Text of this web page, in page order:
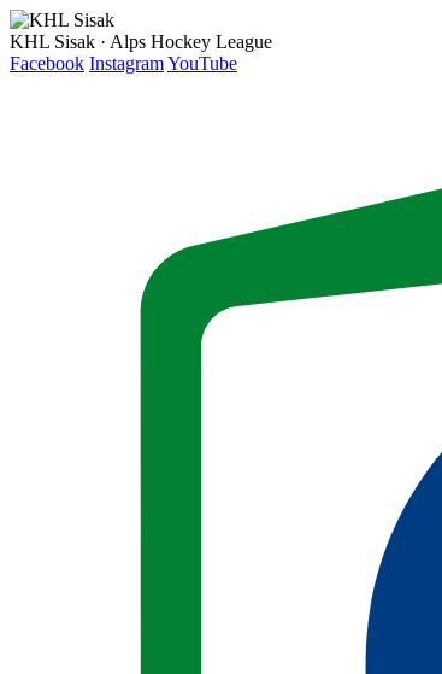
KHL Sisak · Alps Hockey League
Facebook InstagramYouTube